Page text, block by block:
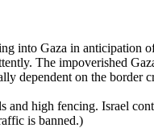
into Gaza in anticipation
The impoverished
dependent on the
high fencing. Israel
is banned.)